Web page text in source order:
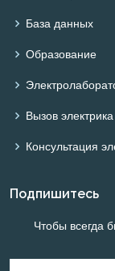
База данных
Образование
Вызов электрика
Консультация
Подпишитесь
Чтобы всегда